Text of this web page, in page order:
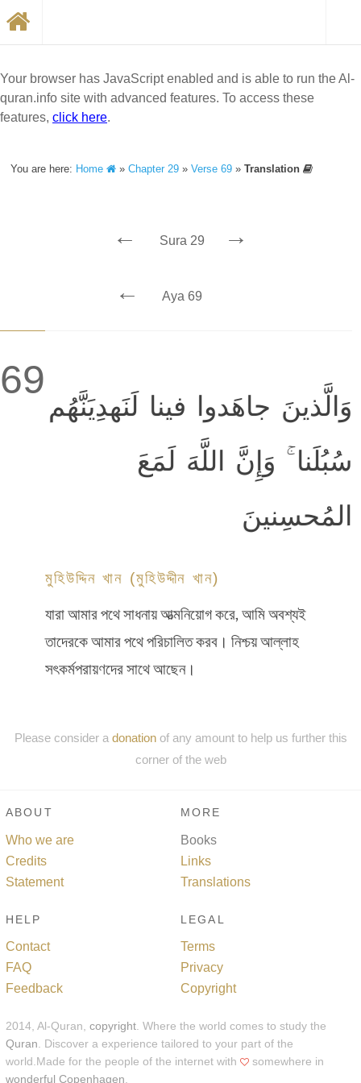
Your browser has JavaScript enabled and is able to run the Al-
quran.info site with advanced features. To access these
features, click here.
You are here: Home »Chapter 29 »Verse 69 »Translation
← Sura 29 →
← Aya 69
69
وَالَّذينَ جاهَدوا فينا لَنَهدِيَنَّهُم
سُبُلَنا ۚ وَإِنَّ اللَّهَ لَمَعَ
المُحسِنينَ
মুহিউদ্দিন খান (মুহিউদ্দীন খান)
যারা আমার পথে সাধনায় আত্মনিয়োগ করে, আমি অবশ্যই
তাদেরকে আমার পথে পরিচালিত করব। নিশ্চয় আল্লাহ
সৎকর্মপরায়ণদের সাথে আছেন।
Please consider a donationof any amount to help us further this
corner of the web
ABOUT
Who we are
Credits
Statement
MORE
Books
Links
Translations
HELP
Contact
FAQ
Feedback
LEGAL
Terms
Privacy
Copyright
2014, Al-Quran, copyright . Where the world comes to study the
Quran . Discover a experience tailored to your part of the
world.Made for the people of the internet with
somewhere in
wonderful Copenhagen